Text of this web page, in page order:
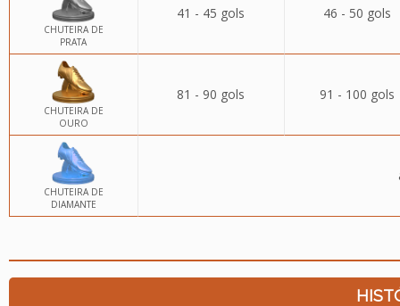
CHUTEIRA DE
PRATA
41 - 45 gols 46 - 50 gols
CHUTEIRA DE
OURO
81 - 90 gols 91 - 100 gols
CHUTEIRA DE
DIAMANTE